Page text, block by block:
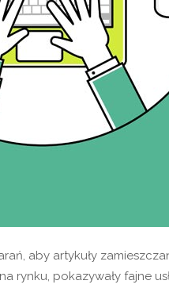
Cafebebe.pl
aby artykuły
rynku, pokazywały fajne